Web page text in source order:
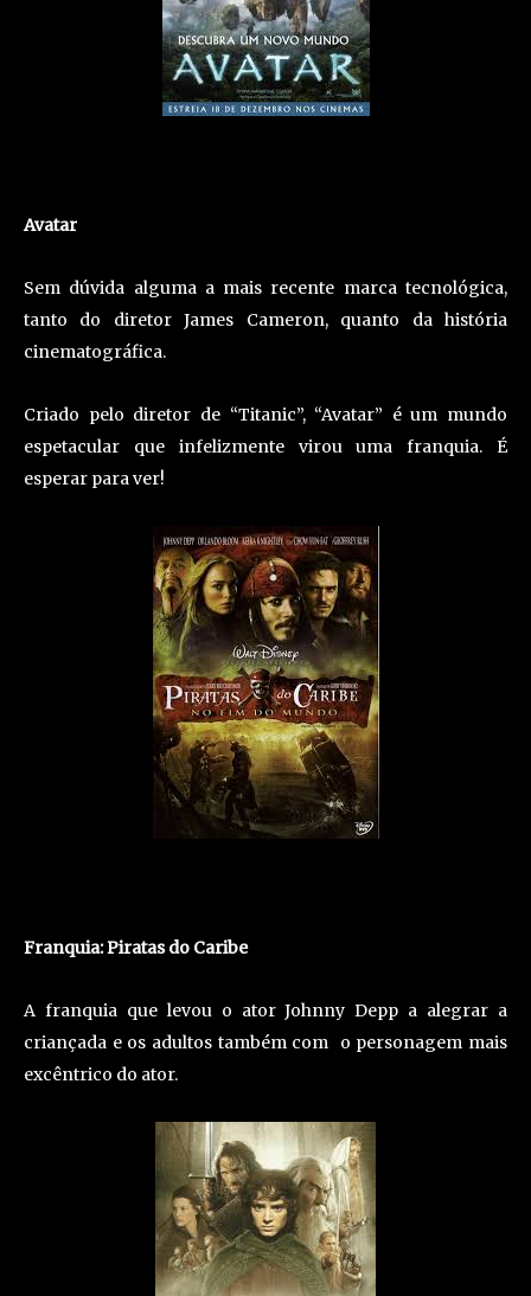
Avatar
Sem dúvida alguma a mais recente marca tecnológica,
tanto do diretor James Cameron, quanto da história
cinematográfica.
Criado pelo diretor de “Titanic”, “Avatar” é um mundo
espetacular que infelizmente virou uma franquia. É
esperar para ver!
Franquia: Piratas do Caribe
A franquia que levou o ator Johnny Depp a alegrar a
criançada e os adultos também com o personagem mais
excêntrico do ator.